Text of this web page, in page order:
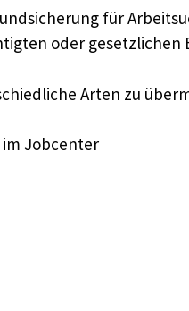
für
oder gesetzlichen
Arten zu
Jobcenter